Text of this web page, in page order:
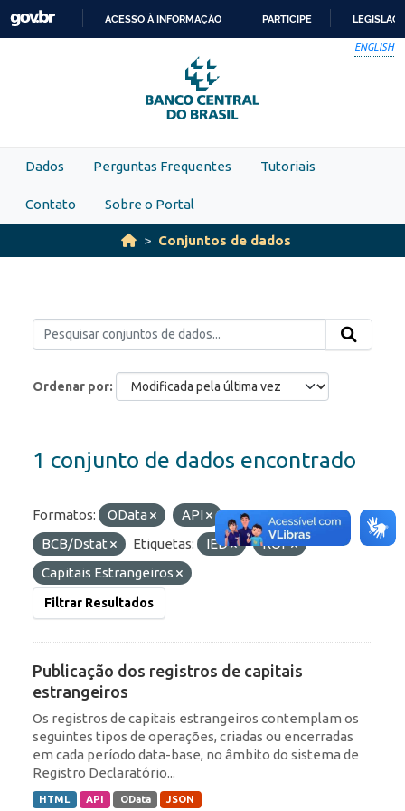
Skip to main content
PARA
O
CONTEÚDO
ACESSO À INFORMAÇÃO PARTICIPE
ENGLISH
Dados Perguntas Frequentes Tutoriais
Contato Sobre o Portal
Conjuntos de dados
Ordenar por
1 conjunto de dados encontrado
Formatos: OData API
Organizações:
BCB/Dstat
Etiquetas: IED
ROF
Capitais Estrangeiros
Filtrar Resultados
Publicação dos registros de capitais
estrangeiros
Os registros de capitais estrangeiros contemplam os
seguintes tipos de operações, criadas ou encerradas
em cada período data-base, no âmbito do sistema de
Registro Declaratório...
HTML API OData JSON